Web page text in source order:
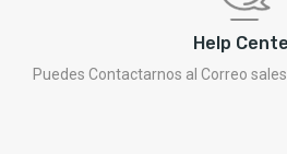
Help
Puedes Contactarnos al Correo